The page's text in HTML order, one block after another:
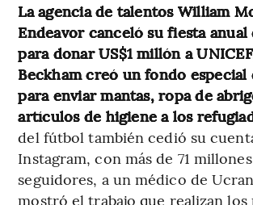
La agencia de talentos William
Endeavor canceló su fiesta anual
para donar US$1 millón a
Beckham creó un fondo especial
para enviar mantas, ropa de
artículos de higiene a los
del fútbol también cedió su
Instagram, con más de 71
seguidores, a un médico de
mostró el trabajo que realizan los